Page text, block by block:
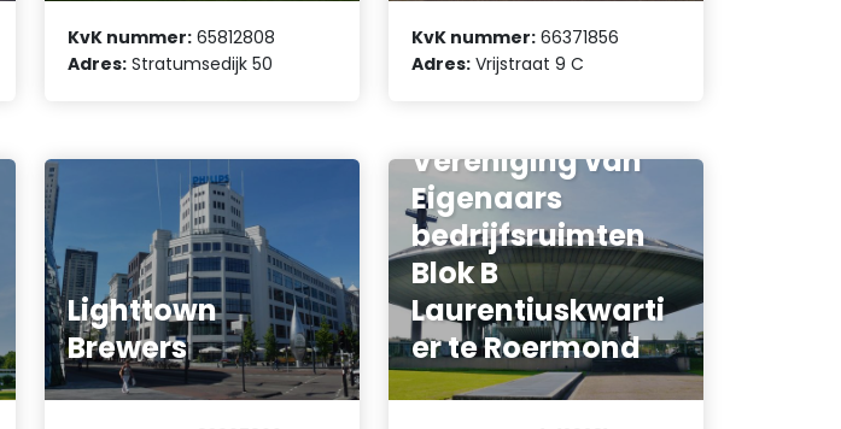
KvK nummer: 65812808
Adres: Stratumsedijk 50
KvK nummer: 66371856
Adres: Vrijstraat 9 C
Lighttown
Brewers
Vereniging van
Eigenaars
bedrijfsruimten
Blok B
Laurentiuskwarti
er te Roermond